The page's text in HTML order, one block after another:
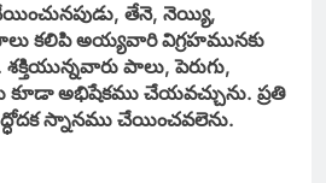
తేనె, నెయ్యి,
కలిపి అయ్యవారి విగ్రహమునకు
పాలు, పెరుగు,
కూడా అభిషేకము చేయవచ్చును. ప్రతి
స్నానము చేయించవలెను.